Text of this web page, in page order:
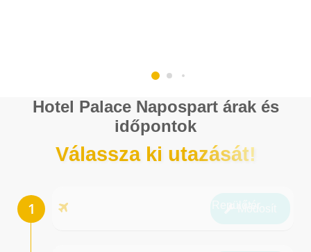
Hotel Palace Napospart árak és
időpontok
Válassza ki utazását!